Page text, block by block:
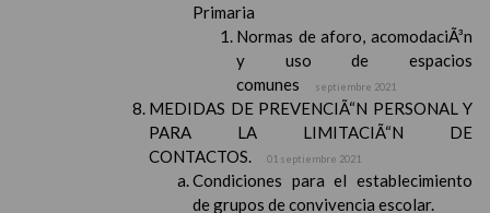
Primaria
Normas de aforo, acomodaciÃ³n
y uso de espacios
comunes
septiembre 2021
MEDIDAS DE PREVENCIÃ“N PERSONAL Y
PARA LA LIMITACIÃ“N DE
CONTACTOS.
01 septiembre 2021
Condiciones para el establecimiento
de grupos de convivencia escolar.